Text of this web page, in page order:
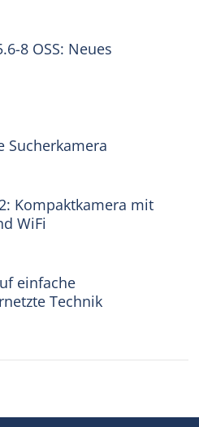
8 OSS: Neues
Sucherkamera
Kompaktkamera mit
WiFi
einfache
Technik